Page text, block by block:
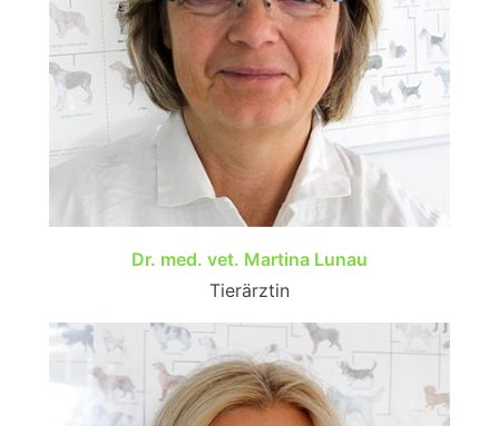
Dr. med. vet. Martina Lunau
Tierärztin